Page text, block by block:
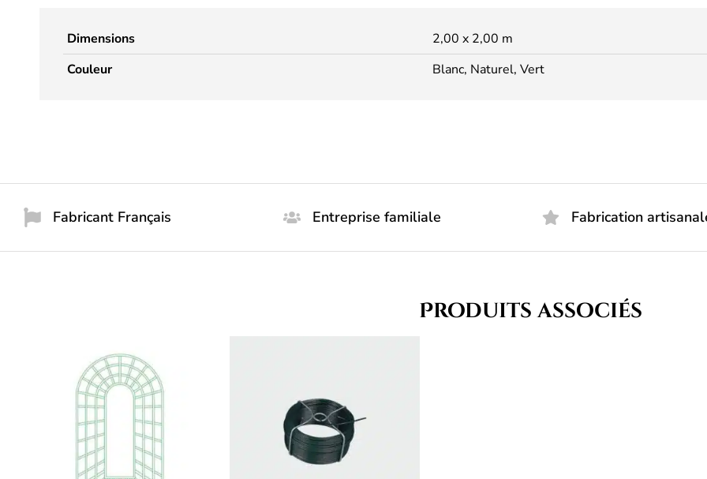
Dimensions
2,00 x 2,00 m
Couleur
Blanc, Naturel, Vert
Fabricant Français Entreprise familiale Fabrication
Produits associés